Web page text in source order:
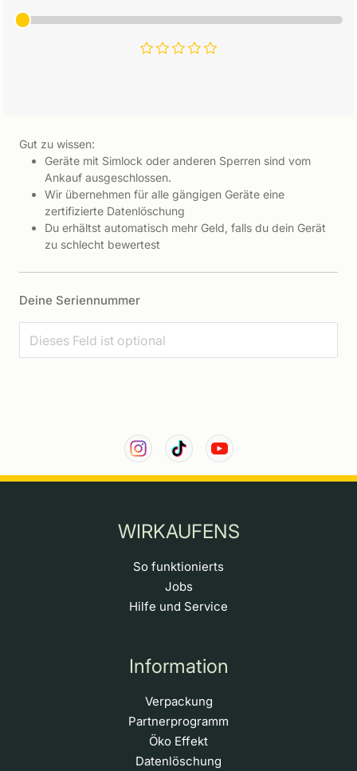
Gut zu wissen:
Geräte mit Simlock oder anderen Sperren sind vom
Ankauf ausgeschlossen.
Wir übernehmen für alle gängigen Geräte eine
zertifizierte Datenlöschung
Du erhältst automatisch mehr Geld, falls du dein Gerät
zu schlecht bewertest
Deine Seriennummer
WIRKAUFENS
So funktionierts
Jobs
Hilfe und Service
Information
Verpackung
Partnerprogramm
Öko Effekt
Datenlöschung